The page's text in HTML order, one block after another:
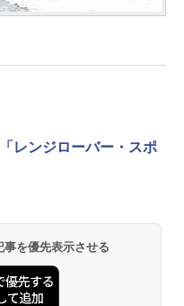
レンジローバー・スポ
を優先表示させる